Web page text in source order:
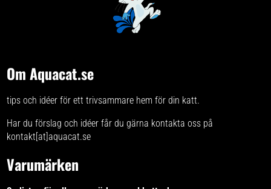
Serveras direkt ur tuben eller som
Förvaringsinstruktioner Förvara
öppnad tub kallt (max +8 °C) i en
Om Aquacat.se
tips och idéer för ett trivsammare hem för din katt.
Har du förslag och idéer får du gärna kontakta oss på
kontakt[at]aquacat.se
Varumärken